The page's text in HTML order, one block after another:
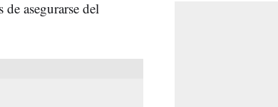
de asegurarse del